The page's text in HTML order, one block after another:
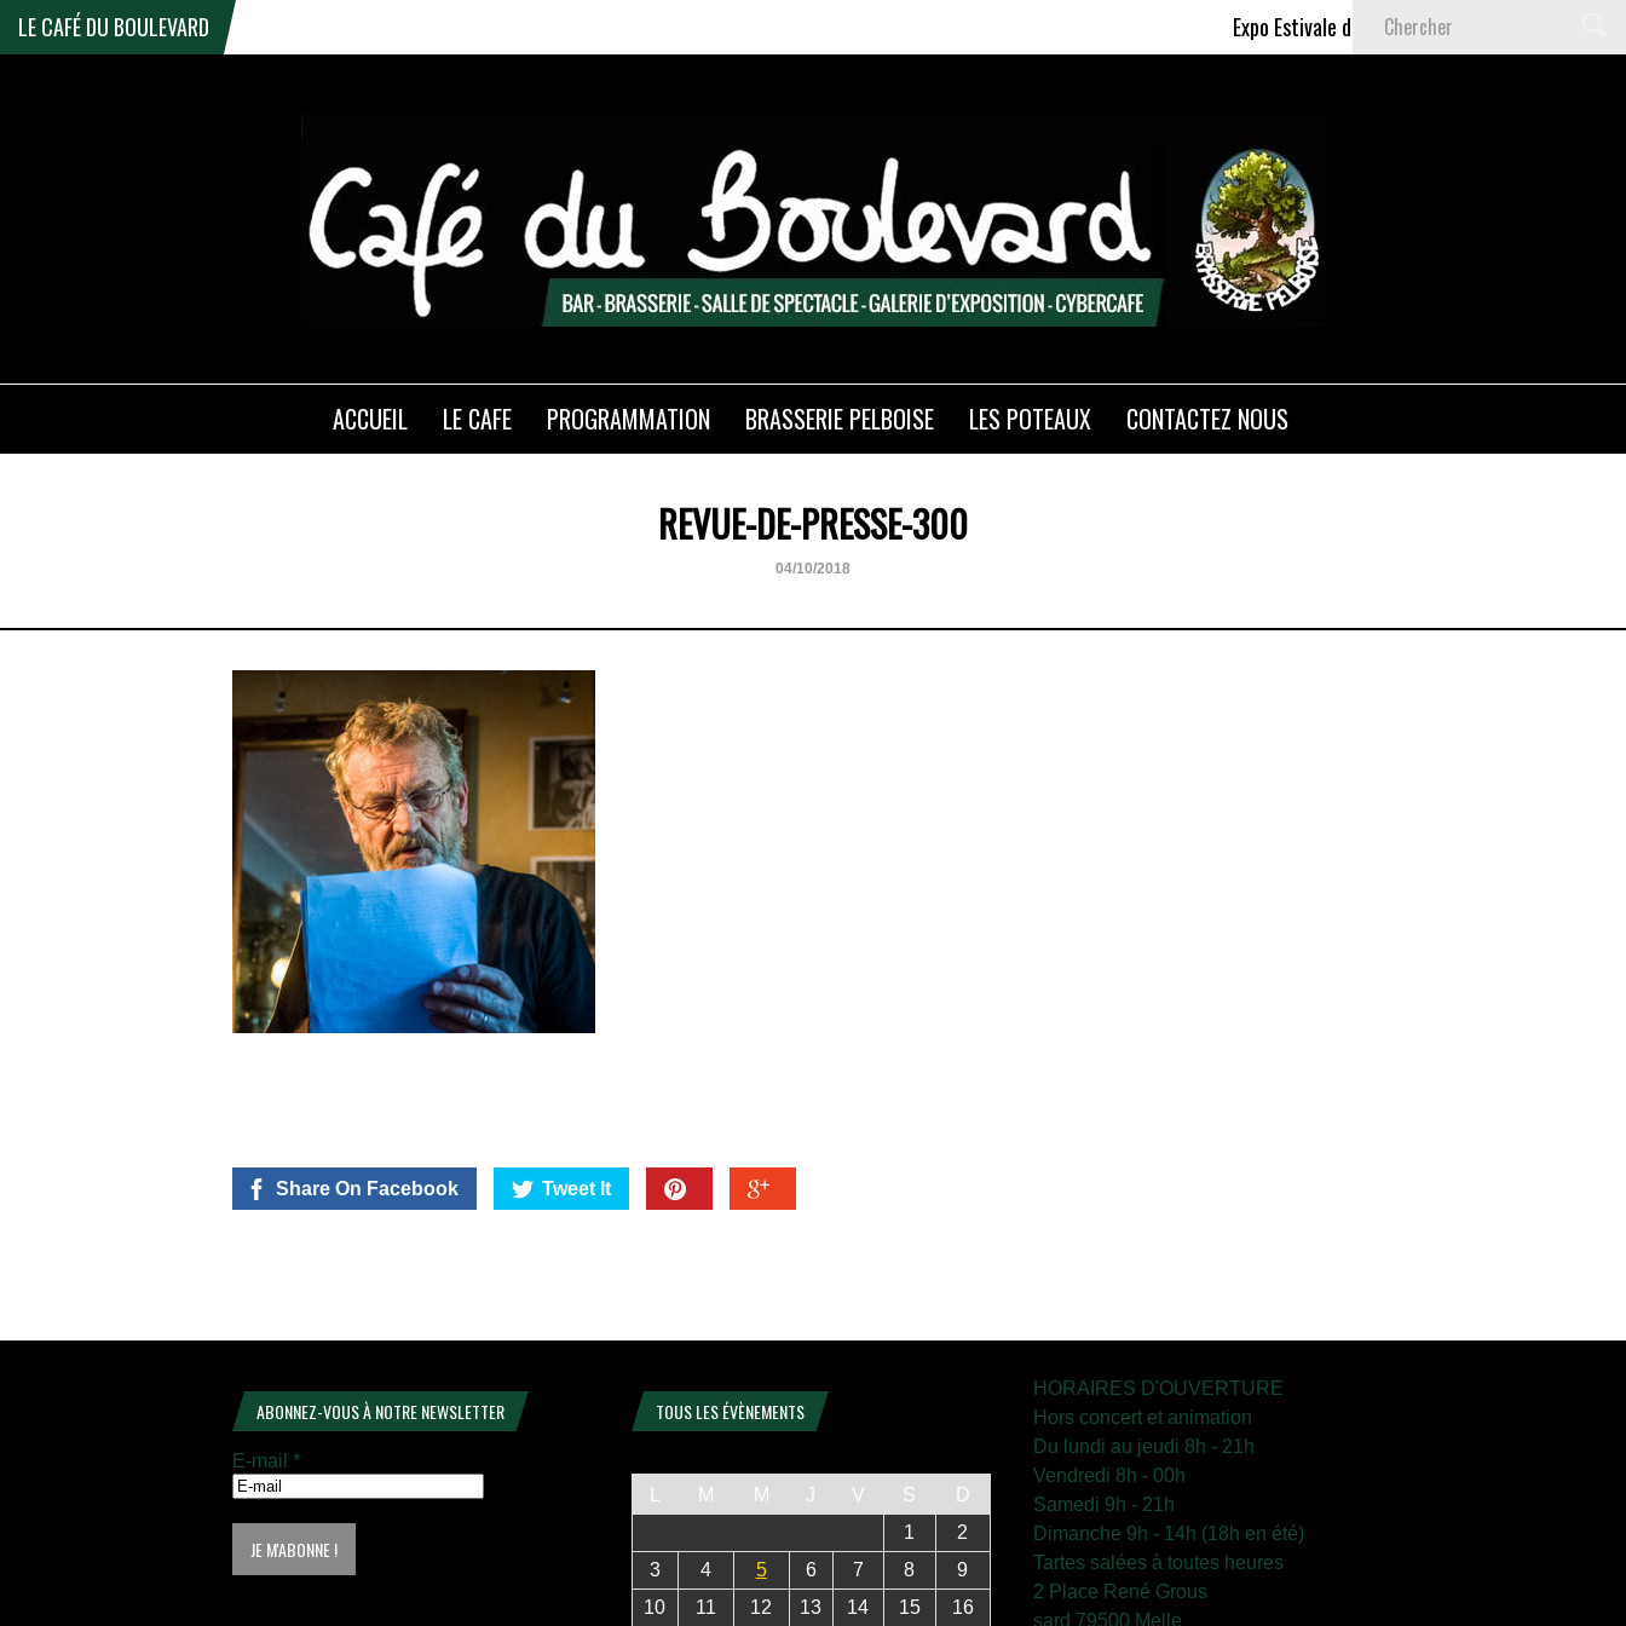
LE CAFÉ DU BOULEVARD Expo Estivale de Céline DELAS - Du 9 Juillet au 6
ACCUEIL LE CAFE PROGRAMMATION BRASSERIE PELBOISE LES POTEAUX CONTACTEZ NOUS
REVUE-DE-PRESSE-300
04/10/2018
Share On Facebook Tweet It
ABONNEZ-VOUS À NOTRE NEWSLETTER
E-mail *
TOUS LES ÉVÈNEMENTS
M M J V S
D
1
2
3
4 5 6 7 8
9
10
11 12 13 14 15 16
HORAIRES D'OUVERTURE
Hors concert et animation
Du lundi au jeudi 8h - 21h
Vendredi 8h - 00h
Samedi 9h - 21h
Dimanche 9h - 14h (18h en été)
Tartes salées à toutes heures
2 Place René Grous
sard 79500 Melle